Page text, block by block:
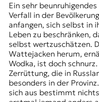
Ein sehr
Verfall in der
anfangen, sich selbst in
Leben zu beschränken,
selbst wertzuschätzen.
Wattejacken herum,
Wodka, ist doch
Zerrüttung, die in
besonders in der
sich aus bestimmt